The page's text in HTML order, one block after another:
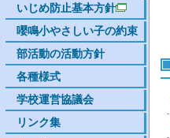
いじめ防止基本方針
嚶鳴小やさしい子の約束
部活動の活動方針
各種様式
学校運営協議会
リンク集